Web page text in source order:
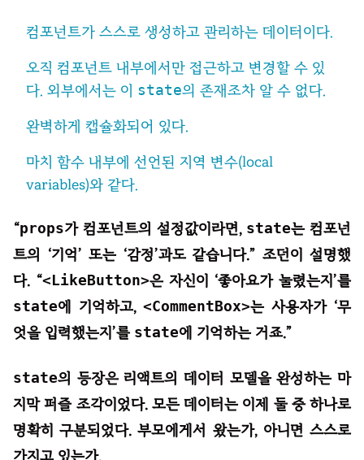
컴포넌트가 스스로 생성하고 관리하는 데이터이다.
오직 컴포넌트 내부에서만 접근하고 변경할 수 있
다. 외부에서는 이 state의 존재조차 알 수 없다.
완벽하게 캡슐화되어 있다.
마치 함수 내부에 선언된 지역 변수(local
variables)와 같다.
“props가 컴포넌트의 설정값이라면, state는 컴포넌
트의 ‘기억’ 또는 ‘감정’과도 같습니다.” 조던이 설명했
다. “<LikeButton>은 자신이 ‘좋아요가 눌렸는지’를
state에 기억하고, <CommentBox>는 사용자가 ‘무
엇을 입력했는지’를 state에 기억하는 거죠.”
state의 등장은 리액트의 데이터 모델을 완성하는 마
지막 퍼즐 조각이었다. 모든 데이터는 이제 둘 중 하나로
명확히 구분되었다. 부모에게서 왔는가, 아니면 스스로
가지고 있는가.